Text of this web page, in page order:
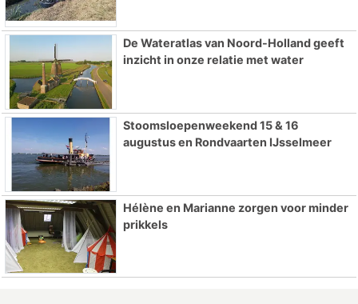
De Wateratlas van Noord-Holland geeft
inzicht in onze relatie met water
Stoomsloepenweekend 15 & 16
augustus en Rondvaarten IJsselmeer
Hélène en Marianne zorgen voor minder
prikkels